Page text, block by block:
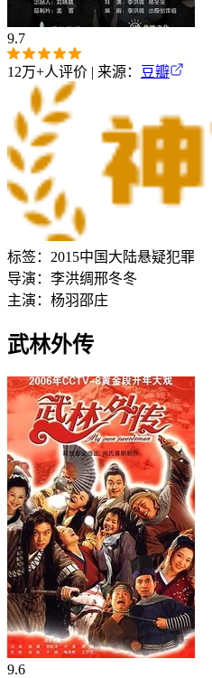
9.7
12万+人评价 | 来源： 豆瓣
标签： 2015中国大陆悬疑犯罪
导演： 李洪绸邢冬冬
主演： 杨羽邵庄
武林外传
9.6